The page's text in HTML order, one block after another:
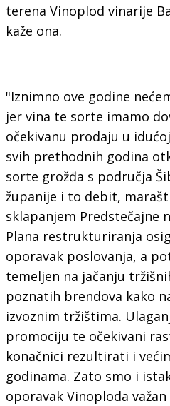
terena Vinoplod vinarije
kaže ona.
"Iznimno ove godine
jer vina te sorte imamo
očekivanu prodaju u
svih prethodnih godina
sorte grožđa s područja
županije i to debit,
sklapanjem Predstečajne
Plana restrukturiranja
oporavak poslovanja, a
temeljen na jačanju
poznatih brendova kako
izvoznim tržištima.
promociju te očekivani
konačnici rezultirati i
godinama. Zato smo i
oporavak Vinoploda važan